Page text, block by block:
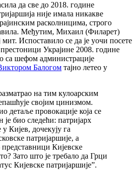
да све до 2018. године
није имала никакве
расколницима, строго
Међутим, Михаил (Филарет)
Испоставило се да је уочи посете
Украјине 2008. године
са шефом администрације
Балогом тајно летео у
на тим кулоарским
својим цинизмом.
детаље провокације која се
био следећи: патријарх
Кијев, дочекују га
патријаршије, а
Кијевске
Зато што је требало да Грци
Кијевске патријаршије”.